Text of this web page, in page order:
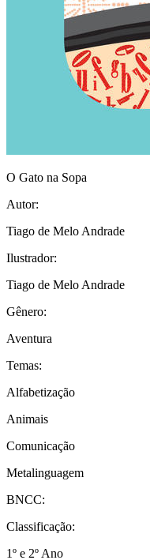
O Gato na Sopa
Autor:
Tiago de Melo Andrade
Ilustrador:
Tiago de Melo Andrade
Gênero:
Aventura
Temas:
Alfabetização
Animais
Comunicação
Metalinguagem
BNCC:
Classificação:
1º e 2º Ano